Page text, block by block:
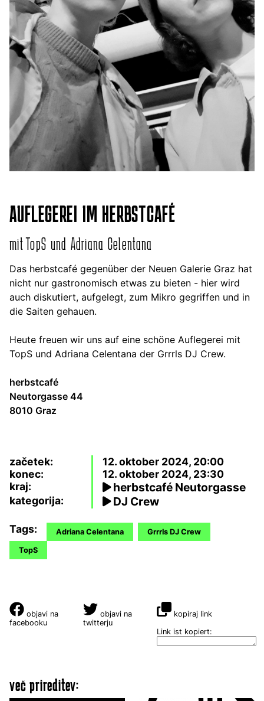
AUFLEGEREI IM HERBSTCAFÉ
mit TopS und Adriana Celentana
Das herbstcafé gegenüber der Neuen Galerie Graz hat
nicht nur gastronomisch etwas zu bieten - hier wird
auch diskutiert, aufgelegt, zum Mikro gegriffen und in
die Saiten gehauen.
Heute freuen wir uns auf eine schöne Auflegerei mit
TopS und Adriana Celentana der Grrrls DJ Crew.
herbstcafé
Neutorgasse 44
8010 Graz
začetek:
12. oktober 2024, 20:00
konec:
12. oktober 2024, 23:30
kraj:
herbstcafé Neutorgasse
kategorija: DJ Crew
Tags: Adriana Celentana Grrrls DJ Crew
TopS
objavi na
facebooku
objavi na
twitterju
kopiraj link
Link ist kopiert:
več prireditev: